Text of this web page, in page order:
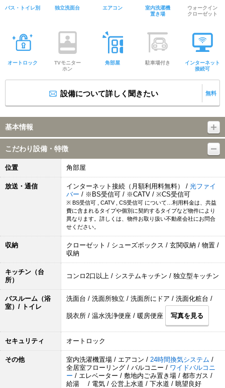
バス・トイレ別 独立洗面台 エアコン
室内洗濯機
置き場
ウォークイン
クローゼット
オートロック
TVモニター
ホン
角部屋 駐車場付き
インターネット
接続可
設備について詳しく聞きたい 無料
基本情報
こだわり設備・特徴
位置 角部屋
放送・通信 インターネット接続（月額利用料無料） / 光ファイ
バー / ※BS受信可 / ※CATV / ※CS受信可
※ BS受信可 , CATV , CS受信可 について…利用料金は、共益
費に含まれるタイプや個別に契約するタイプなど物件により
異なります。詳しくは、物件お取り扱い不動産会社にお問合
せください。
収納
クローゼット / シューズボックス / 玄関収納 / 物置 /
収納
キッチン（台
所）
コンロ2口以上 / システムキッチン / 独立型キッチン
バスルーム（浴
室）/ トイレ
洗面台 / 洗面所独立 / 洗面所にドア / 洗面化粧台 /
脱衣所 / 温水洗浄便座 / 暖房便座 写真を見る
セキュリティ オートロック
その他 室内洗濯機置場 / エアコン / 24時間換気システム /
全居室フローリング / バルコニー / ワイドバルコニ
ー / エレベーター / 敷地内ごみ置き場 / 都市ガス /
給湯 / 電気 / 公営上水道 / 下水道 / 眺望良好